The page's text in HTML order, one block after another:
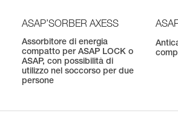
ASAP’SORBER AXESS
Assorbitore di energia
compatto per ASAP LOCK o
ASAP, con possibilità di
utilizzo nel soccorso per due
persone